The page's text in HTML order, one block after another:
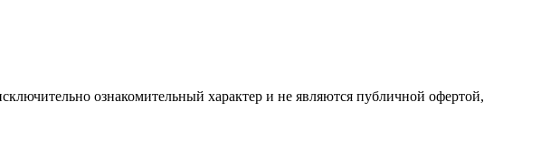
ознакомительный характер и не являются публичной офертой,